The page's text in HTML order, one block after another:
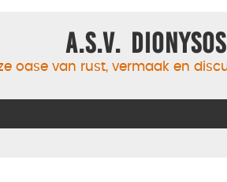
A.S.V.
oase van rust, vermaak en